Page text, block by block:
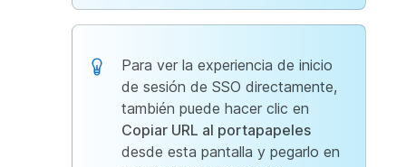
Para ver la experiencia de inicio
de sesión de SSO directamente,
también puede hacer clic en
Copiar URL al portapapeles
desde esta pantalla y pegarlo en